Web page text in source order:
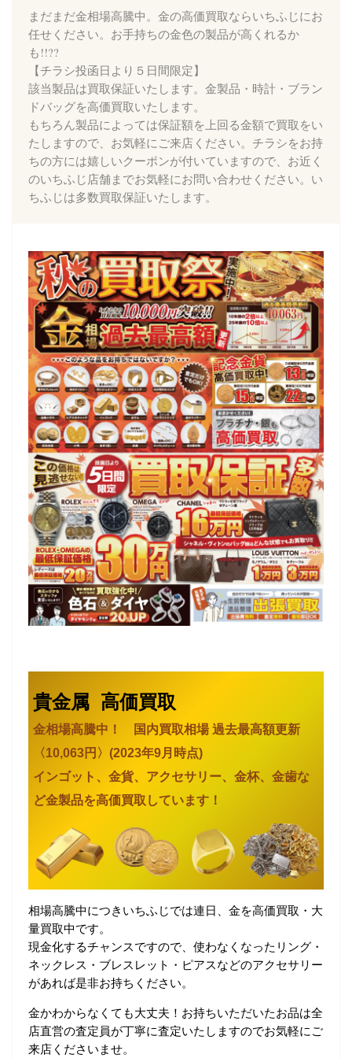
まだまだ金相場高騰中。金の高価買取ならいちふじにお
任せください。お手持ちの金色の製品が高くれるか
も!!??
【チラシ投函日より５日間限定】
該当製品は買取保証いたします。金製品・時計・ブラン
ドバッグを高価買取いたします。
もちろん製品によっては保証額を上回る金額で買取をい
たしますので、お気軽にご来店ください。チラシをお持
ちの方には嬉しいクーポンが付いていますので、お近く
のいちふじ店舗までお気軽にお問い合わせください。い
ちふじは多数買取保証いたします。
貴金属 高価買取
金相場高騰中！ 国内買取相場 過去最高額更新
〈10,063円〉(2023年9月時点)
インゴット、金貨、アクセサリー、金杯、金歯な
ど金製品を高価買取しています！
相場高騰中につきいちふじでは連日、金を高価買取・大
量買取中です。
現金化するチャンスですので、使わなくなったリング・
ネックレス・ブレスレット・ピアスなどのアクセサリー
があれば是非お持ちください。
金かわからなくても大丈夫！お持ちいただいたお品は全
店直営の査定員が丁寧に査定いたしますのでお気軽にご
来店くださいませ。